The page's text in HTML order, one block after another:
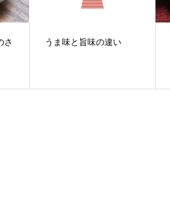
さ うま味と旨味の違い